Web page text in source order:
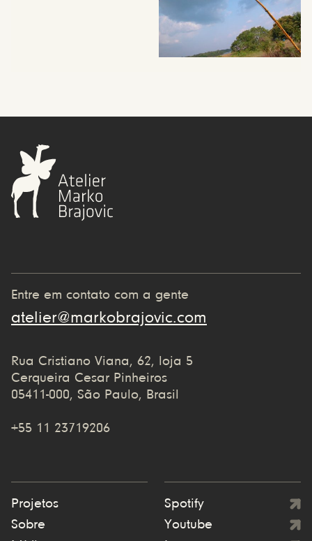
Entre em contato com a gente
atelier@markobrajovic.com
Rua Cristiano Viana, 62, loja 5
Cerqueira Cesar Pinheiros
05411-000, São Paulo, Brasil
+55 11 23719206
Projetos
Sobre
Spotify
Youtube